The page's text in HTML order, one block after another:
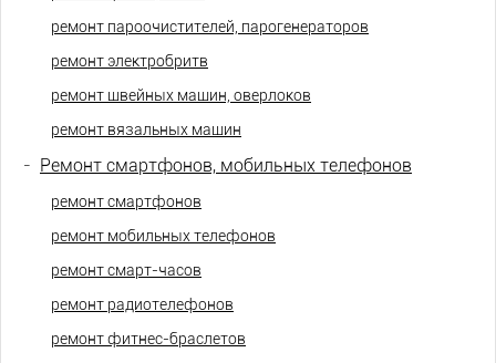
ремонт пароочистителей, парогенераторов
ремонт электробритв
ремонт швейных машин, оверлоков
ремонт вязальных машин
- Ремонт смартфонов, мобильных телефонов
ремонт смартфонов
ремонт мобильных телефонов
ремонт смарт-часов
ремонт радиотелефонов
ремонт фитнес-браслетов